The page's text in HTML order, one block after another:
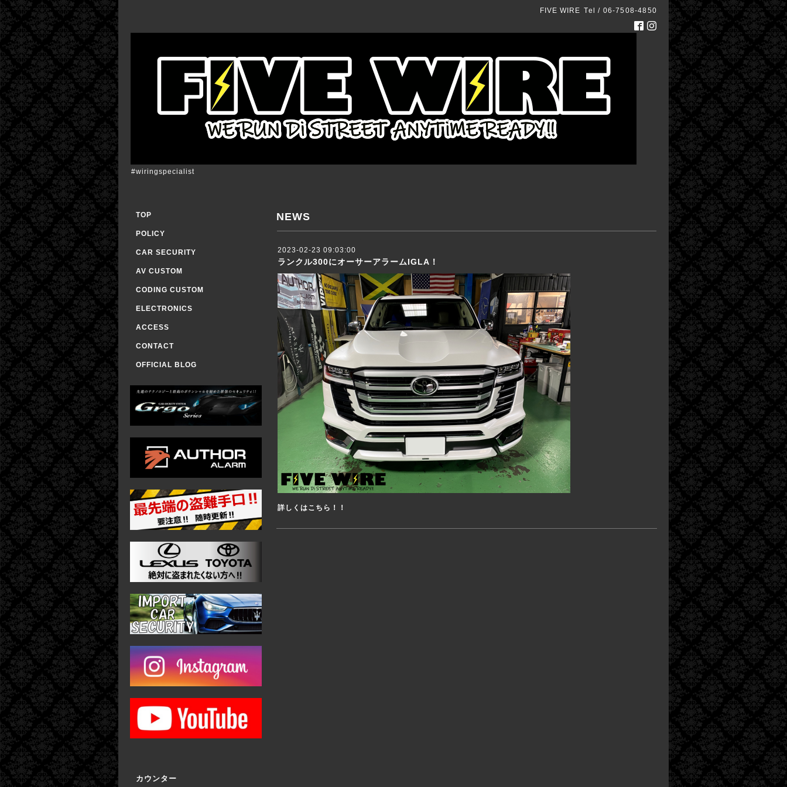
FIVE WIRE Tel / 06-7508-4850
#wiringspecialist
NEWS
2023-02-23 09:03:00
ランクル300にオーサーアラームIGLA！
詳しくはこちら！！
TOP
POLICY
CAR SECURITY
AV CUSTOM
CODING CUSTOM
ELECTRONICS
ACCESS
CONTACT
OFFICIAL BLOG
カウンター